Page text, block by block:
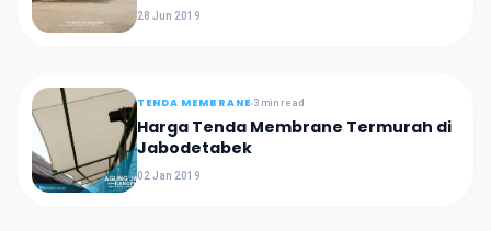
28 Jun 2019
TENDA MEMBRANE 3 min read
Harga Tenda Membrane Termurah di
Jabodetabek
02 Jan 2019